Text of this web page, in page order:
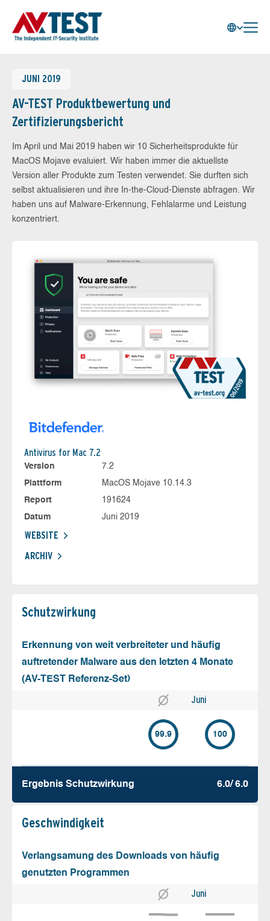
JUNI 2019
AV-TEST Produktbewertung und
Zertifizierungsbericht
Im April und Mai 2019 haben wir 10 Sicherheitsprodukte für
MacOS Mojave evaluiert. Wir haben immer die aktuellste
Version aller Produkte zum Testen verwendet. Sie durften sich
selbst aktualisieren und ihre In-the-Cloud-Dienste abfragen. Wir
haben uns auf Malware-Erkennung, Fehlalarme und Leistung
konzentriert.
Antivirus for Mac 7.2
Version
7.2
Plattform
MacOS Mojave 10.14.3
Report
191624
Datum
Juni 2019
WEBSITE
ARCHIV
Schutz­wirkung
Erkennung von weit verbreiteter und häufig
auftretender Malware aus den letzten 4 Monate
(AV-TEST Referenz-Set)
Juni
99.9 100
Ergebnis Schutz­wirkung 6.0/ 6.0
Geschw­indigkeit
Verlangsamung des Downloads von häufig
genutzten Programmen
Juni